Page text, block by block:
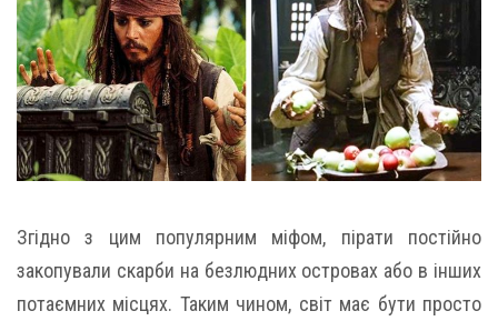
Згідно з цим популярним міфом, пірати постійно
закопували скарби на безлюдних островах або в інших
потаємних місцях. Таким чином, світ має бути просто